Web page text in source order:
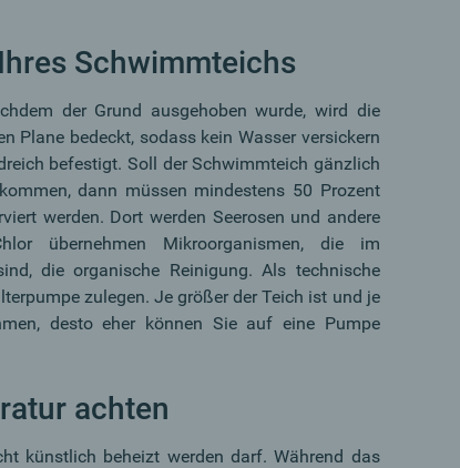
Schwimmteichs
der Grund ausgehoben wurde, wird die
Plane bedeckt, sodass kein Wasser versickern
befestigt. Soll der Schwimmteich gänzlich
dann müssen mindestens 50 Prozent
werden. Dort werden Seerosen und andere
übernehmen Mikroorganismen, die im
die organische Reinigung. Als technische
zulegen. Je größer der Teich ist und je
desto eher können Sie auf eine Pumpe
achten
künstlich beheizt werden darf. Während das